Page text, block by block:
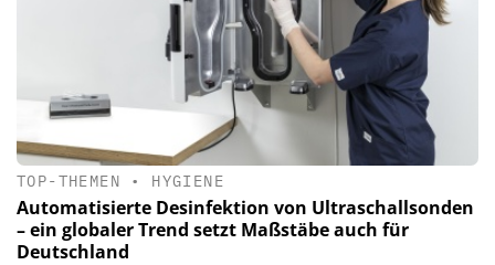
TOP-THEMEN • HYGIENE
Automatisierte Desinfektion von Ultraschallsonden
– ein globaler Trend setzt Maßstäbe auch für
Deutschland